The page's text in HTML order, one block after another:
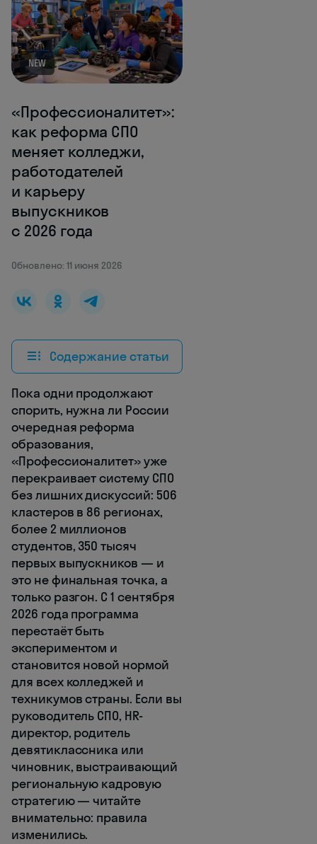
NEW
«Профессионалитет»:
как реформа СПО
меняет колледжи,
работодателей
и карьеру
выпускников
с 2026 года
Обновлено: 11 июня 2026
Содержание статьи
Пока одни продолжают
спорить, нужна ли России
очередная реформа
образования,
«Профессионалитет» уже
перекраивает систему СПО
без лишних дискуссий: 506
кластеров в 86 регионах,
более 2 миллионов
студентов, 350 тысяч
первых выпускников — и
это не финальная точка, а
только разгон. С 1 сентября
2026 года программа
перестаёт быть
экспериментом и
становится новой нормой
для всех колледжей и
техникумов страны. Если вы
руководитель СПО, HR-
директор, родитель
девятиклассника или
чиновник, выстраивающий
региональную кадровую
стратегию — читайте
внимательно: правила
изменились.